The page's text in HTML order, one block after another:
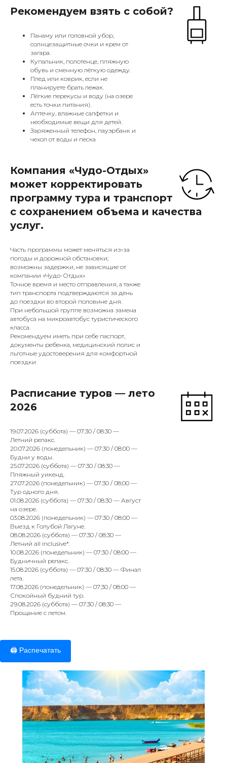
Рекомендуем взять с собой?
Панаму или головной убор,
солнцезащитные очки и крем от
загара.
Купальник, полотенце, пляжную
обувь и сменную лёгкую одежду.
Плед или коврик, если не
планируете брать лежак.
Лёгкие перекусы и воду (на озере
есть точки питания).
Аптечку, влажные салфетки и
необходимые вещи для детей.
Заряженный телефон, пауэрбанк и
чехол от воды и песка
Компания «Чудо-Отдых»
может корректировать
программу тура и транспорт
с сохранением объема и качества
услуг.
Часть программы может меняться из‑за
погоды и дорожной обстановки;
возможны задержки, не зависящие от
компании «Чудо-Отдых»
Точное время и место отправления, а также
тип транспорта подтверждаются за день
до поездки во второй половине дня.
При небольшой группе возможна замена
автобуса на микроавтобус туристического
класса.
Рекомендуем иметь при себе паспорт,
документы ребенка, медицинский полис и
льготные удостоверения для комфортной
поездки
Расписание туров — лето
2026
19.07.2026 (суббота) — 07:30 / 08:30 —
Летний релакс.
20.07.2026 (понедельник) — 07:30 / 08:00 —
Будни у воды.
25.07.2026 (суббота) — 07:30 / 08:30 —
Пляжный уикенд.
27.07.2026 (понедельник) — 07:30 / 08:00 —
Тур одного дня.
01.08.2026 (суббота) — 07:30 / 08:30 — Август
на озере.
03.08.2026 (понедельник) — 07:30 / 08:00 —
Выезд к Голубой Лагуне.
08.08.2026 (суббота) — 07:30 / 08:30 —
Летний all inclusive*.
10.08.2026 (понедельник) — 07:30 / 08:00 —
Будничный релакс.
15.08.2026 (суббота) — 07:30 / 08:30 — Финал
лета.
17.08.2026 (понедельник) — 07:30 / 08:00 —
Спокойный будний тур.
29.08.2026 (суббота) — 07:30 / 08:30 —
Прощание с летом.
🖨️ Распечатать